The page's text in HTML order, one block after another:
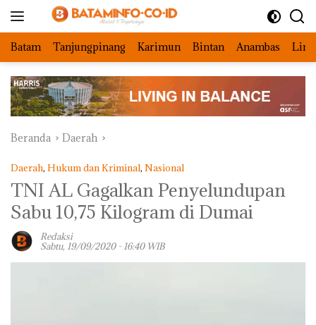
Batam Tanjungpinang Karimun Bintan Anambas
Beranda Daerah
Daerah, Hukum dan Kriminal, Nasional
TNI AL Gagalkan Penyelundupan
Sabu 10,75 Kilogram di Dumai
Redaksi
Sabtu, 19/09/2020 - 16:40 WIB